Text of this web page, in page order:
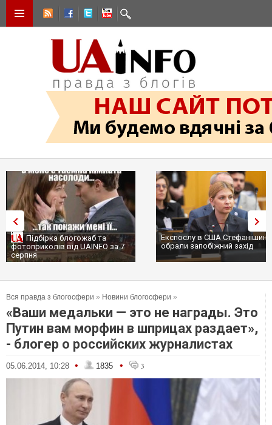
Підбірка блогожаб та
фотоприколів від UAINFO за 7
серпня
Експослу в США
обрали запобіжний захід
Вся правда з блогосфери » Новини блогосфери »
«Ваши медальки — это не награды. Это
Путин вам морфин в шприцах раздает»,
- блогер о российских журналистах
05.06.2014, 10:28 • 1835 • 3